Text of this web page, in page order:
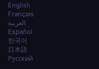
English
Français
العربية
Español
한국어
日本語
Русский